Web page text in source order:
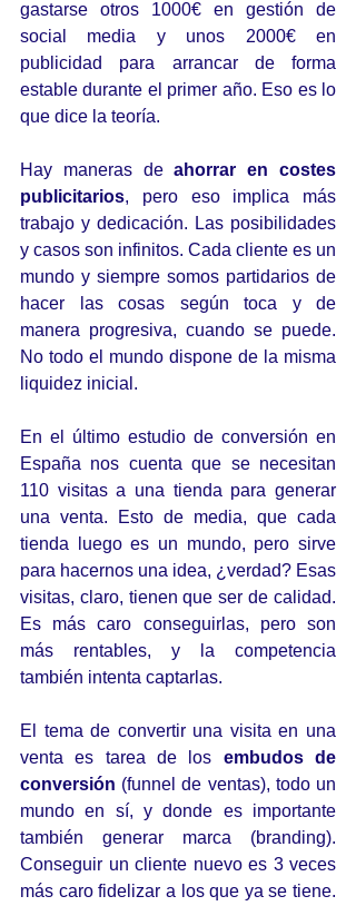
gastarse otros 1000€ en gestión de
social media y unos 2000€ en
publicidad para arrancar de forma
estable durante el primer año. Eso es lo
que dice la teoría.
Hay maneras de ahorrar en costes
publicitarios, pero eso implica más
trabajo y dedicación. Las posibilidades
y casos son infinitos. Cada cliente es un
mundo y siempre somos partidarios de
hacer las cosas según toca y de
manera progresiva, cuando se puede.
No todo el mundo dispone de la misma
liquidez inicial.
En el último estudio de conversión en
España nos cuenta que se necesitan
110 visitas a una tienda para generar
una venta. Esto de media, que cada
tienda luego es un mundo, pero sirve
para hacernos una idea, ¿verdad? Esas
visitas, claro, tienen que ser de calidad.
Es más caro conseguirlas, pero son
más rentables, y la competencia
también intenta captarlas.
El tema de convertir una visita en una
venta es tarea de los embudos de
conversión (funnel de ventas), todo un
mundo en sí, y donde es importante
también generar marca (branding).
Conseguir un cliente nuevo es 3 veces
más caro fidelizar a los que ya se tiene.